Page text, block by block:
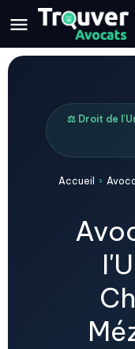
⚖️ Droit de
Accueil ›